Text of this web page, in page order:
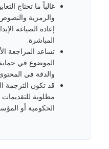
غالباً ما تحتاج
والرمزية
إعادة الصياغة
المباشرة.
تساعد المراجعة
الموضوع في
والدقة في
قد تكون الترجمة
مطلوبة للتقديمات
الحكومية أو